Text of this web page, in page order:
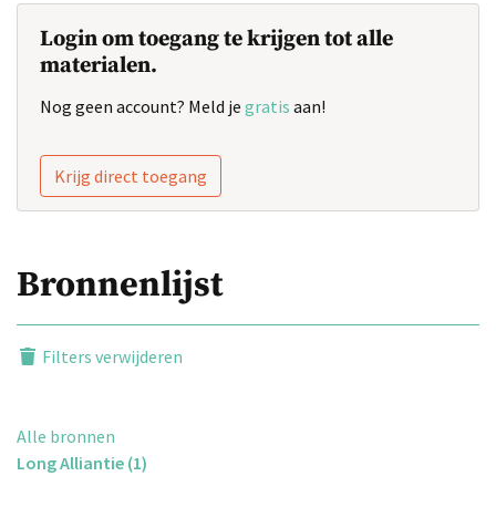
Login om toegang te krijgen tot alle
materialen.
Nog geen account? Meld je gratis aan!
Krijg direct toegang
Bronnenlijst
Filters verwijderen
Alle bronnen
Long Alliantie (1)